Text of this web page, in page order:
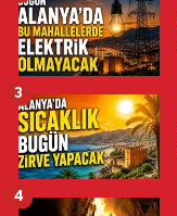
3
4